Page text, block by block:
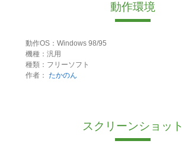
動作環境
動作OS：Windows 98/95
機種：汎用
種類：フリーソフト
作者： たかのん
スクリーンショット